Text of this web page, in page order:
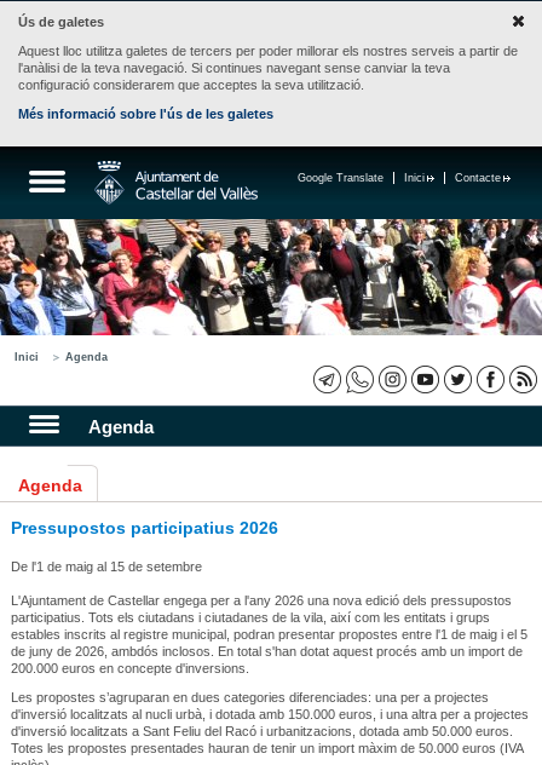
Ús de galetes
Aquest lloc utilitza galetes de tercers per poder millorar els nostres serveis a partir de
l'anàlisi de la teva navegació. Si continues navegant sense canviar la teva
configuració considerarem que acceptes la seva utilització.
Més informació sobre l'ús de les galetes
Contacte
Inici
Google Translate
Inici Agenda
Agenda
Agenda
Pressupostos participatius 2026
De l'1 de maig al 15 de setembre
L'Ajuntament de Castellar engega per a l'any 2026 una nova edició dels pressupostos
participatius. Tots els ciutadans i ciutadanes de la vila, així com les entitats i grups
estables inscrits al registre municipal, podran presentar propostes entre l'1 de maig i el 5
de juny de 2026, ambdós inclosos. En total s'han dotat aquest procés amb un import de
200.000 euros en concepte d'inversions.
Les propostes s’agruparan en dues categories diferenciades: una per a projectes
d'inversió localitzats al nucli urbà, i dotada amb 150.000 euros, i una altra per a projectes
d'inversió localitzats a Sant Feliu del Racó i urbanitzacions, dotada amb 50.000 euros.
Totes les propostes presentades hauran de tenir un import màxim de 50.000 euros (IVA